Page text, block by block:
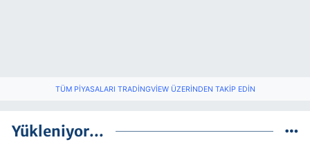
TÜM PIYASALARI TRADINGVIEW ÜZERINDEN TAKIP EDIN
Yükleniyor...